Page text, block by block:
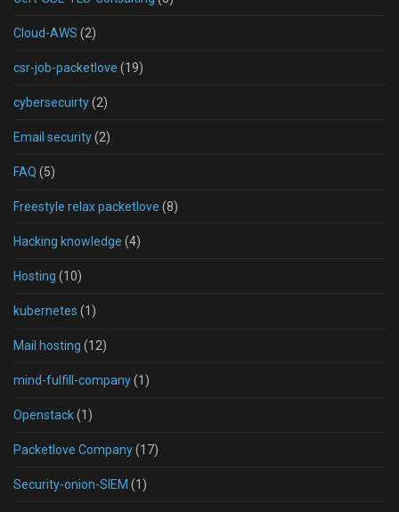
Cloud-AWS (2)
csr-job-packetlove (19)
cybersecuirty(2)
Email security(2)
FAQ (5)
Freestyle relax packetlove (8)
Hacking knowledge (4)
Hosting (10)
kubernetes (1)
Mail hosting (12)
mind-fulfill-company(1)
Openstack(1)
Packetlove Company(17)
Security-onion-SIEM (1)